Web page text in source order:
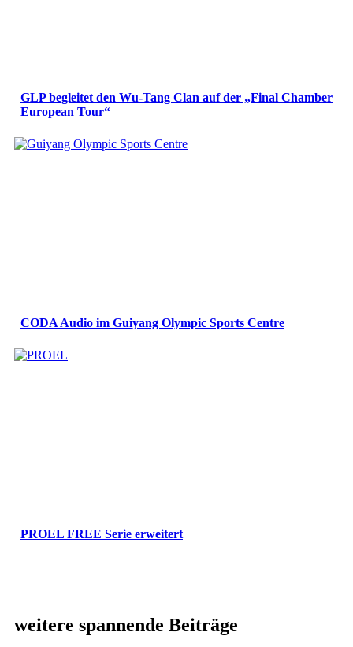
GLP begleitet den Wu-Tang Clan auf der „Final Chamber
European Tour“
CODA Audio im Guiyang Olympic Sports Centre
PROEL FREE Serie erweitert
weitere spannende Beiträge